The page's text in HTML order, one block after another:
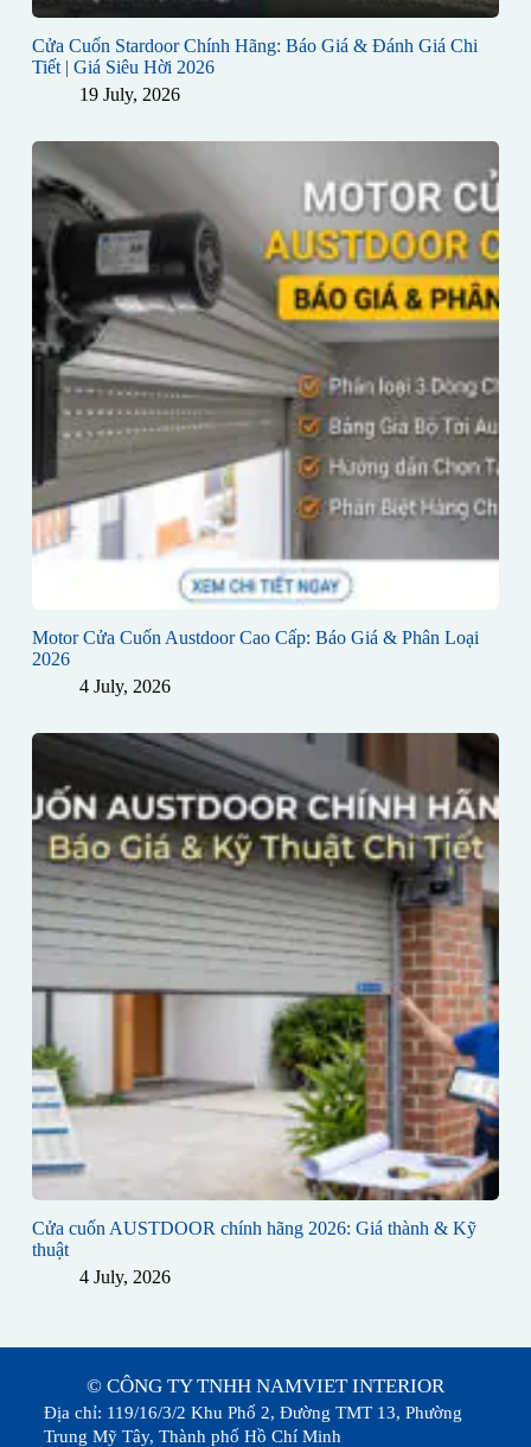
Cửa Cuốn Stardoor Chính Hãng: Báo Giá & Đánh Giá Chi
Tiết | Giá Siêu Hời 2026
19 July, 2026
Motor Cửa Cuốn Austdoor Cao Cấp: Báo Giá & Phân Loại
2026
4 July, 2026
Cửa cuốn AUSTDOOR chính hãng 2026: Giá thành & Kỹ
thuật
4 July, 2026
© CÔNG TY TNHH NAMVIET INTERIOR
Địa chỉ: 119/16/3/2 Khu Phố 2, Đường TMT 13, Phường
Trung Mỹ Tây, Thành phố Hồ Chí Minh